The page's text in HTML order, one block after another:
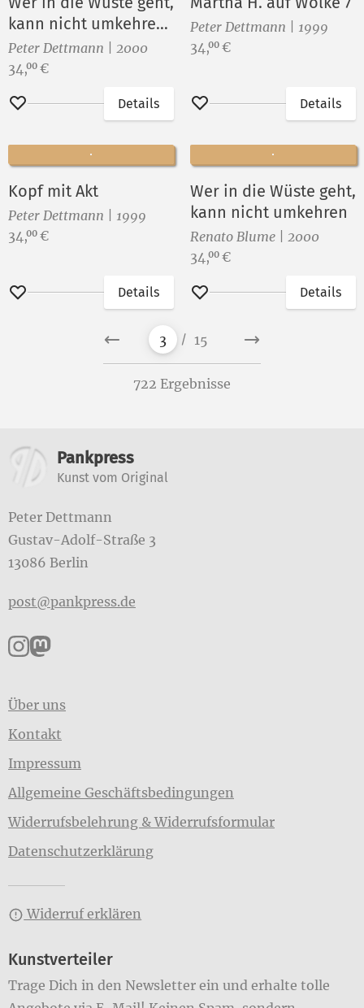
kann nicht umkehren
(Var. grün)
Peter Dettmann | 2000
Preis:
34,00 €
Merken
Details
Peter Dettmann | 1999
Preis:
34,00 €
Merken
Details
Kopf mit Akt
Peter Dettmann | 1999
Preis:
34,00 €
Merken
Details
Wer in die Wüste geht,
kann nicht umkehren
Renato Blume | 2000
Preis:
34,00 €
Merken
Details
3
15
722 Ergebnisse
Weitere Informationen
Pankpress
Kunst vom Original
Peter Dettmann
Gustav-Adolf-Straße 3
13086 Berlin
post@pankpress.de
Pankpress auf Instagram
Pankpress auf Mastodon
Über uns
Kontakt
Impressum
Allgemeine Geschäftsbedingungen
Widerrufsbelehrung & Widerrufsformular
Datenschutzerklärung
Widerruf erklären
Kunstverteiler
Trage Dich in den Newsletter ein und erhalte tolle